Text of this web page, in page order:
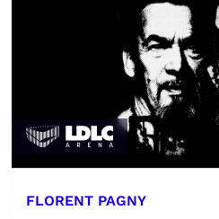
FLORENT PAGNY